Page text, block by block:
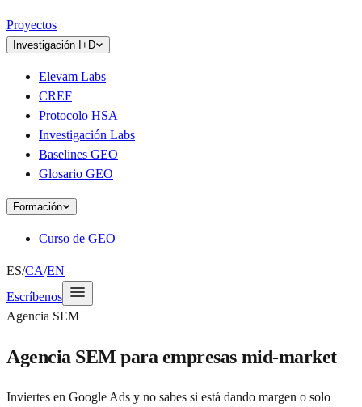
Proyectos
Investigación I+D
Elevam Labs
CREF
Protocolo HSA
Investigación Labs
Baselines GEO
Glosario GEO
Formación
Curso de GEO
ES/CA/EN
Escríbenos
Agencia SEM
Agencia SEM para empresas mid-market
Inviertes en Google Ads y no sabes si está dando margen o solo